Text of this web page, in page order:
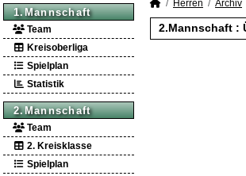
1.Mannschaft
Team
Kreisoberliga
Spielplan
Statistik
2.Mannschaft
Team
2. Kreisklasse
Spielplan
Herren Archiv
2.Mannschaft :